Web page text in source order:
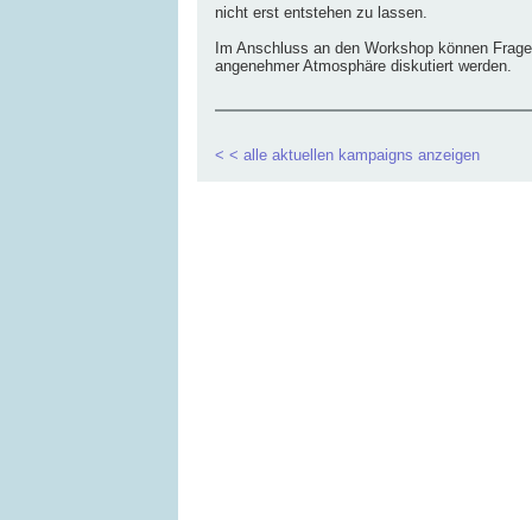
nicht erst entstehen zu lassen.
Im Anschluss an den Workshop können
angenehmer Atmosphäre diskutiert werden.
< < alle aktuellen kampaigns anzeigen